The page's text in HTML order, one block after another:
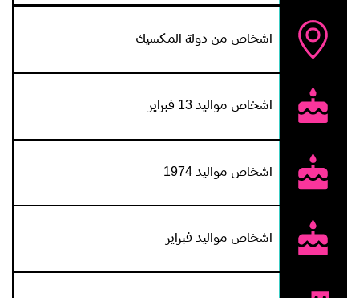
اشخاص من دولة المكسيك
اشخاص مواليد 13 فبراير
اشخاص مواليد 1974
اشخاص مواليد فبراير